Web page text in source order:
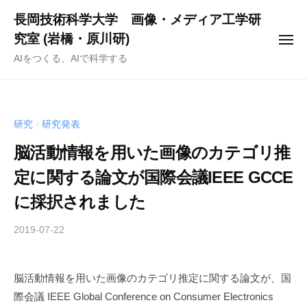
長岡技術科学大学 画像・メディア工学研
究室 (岩橋・原川研)
AIをつくる、AIで科学する
メ
研究 / 研究発表
脳活動情報を用いた画像のカテゴリ推
定に関する論文が国際会議IEEE GCCE
に採択されました
2019-07-22
a
g
脳活動情報を用いた画像のカテゴリ推定に関する論文が、国
際会議 IEEE Global Conference on Consumer Electronics